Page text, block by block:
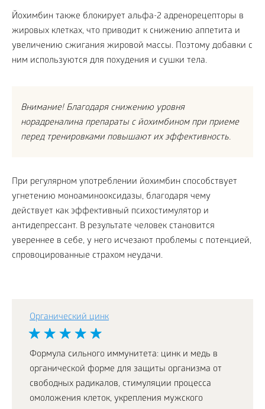
Йохимбин также блокирует альфа-2 адренорецепторы в
жировых клетках, что приводит к снижению аппетита и
увеличению сжигания жировой массы. Поэтому добавки с
ним используются для похудения и сушки тела.
Внимание! Благодаря снижению уровня
норадреналина препараты с йохимбином при приеме
перед тренировками повышают их эффективность.
При регулярном употреблении йохимбин способствует
угнетению моноаминооксидазы, благодаря чему
действует как эффективный психостимулятор и
антидепрессант. В результате человек становится
увереннее в себе, у него исчезают проблемы с потенцией,
спровоцированные страхом неудачи.
Органический цинк
Формула сильного иммунитета: цинк и медь в
органической форме для защиты организма от
свободных радикалов, стимуляции процесса
омоложения клеток, укрепления мужского